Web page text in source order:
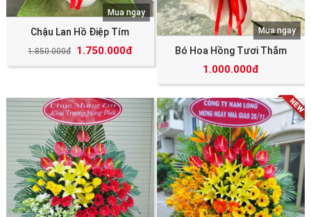
Chậu Lan Hồ Điệp Tím
1.850.000đ 1.750.000đ
Mua ngay
Bó Hoa Hồng Tươi Thắm
1.000.000đ
Mua ngay